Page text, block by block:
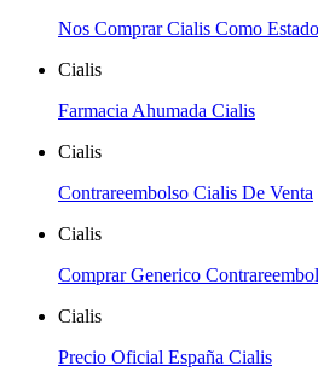
Nos Comprar Cialis Como
Cialis
Farmacia Ahumada Cialis
Cialis
Contrareembolso Cialis De Venta
Cialis
Comprar Generico
Cialis
Precio Oficial España Cialis